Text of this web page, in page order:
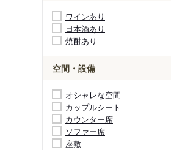
ワインあり
日本酒あり
焼酎あり
空間・設備
オシャレな空間
カップルシート
カウンター席
ソファー席
座敷